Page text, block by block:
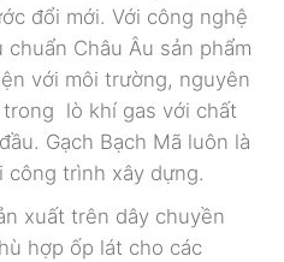
đổi mới. Với công nghệ
Châu Âu sản phẩm
với môi trường, nguyên
lò khí gas với chất
Gạch Bạch Mã luôn là
công trình xây dựng.
xuất trên dây chuyền
hợp ốp lát cho các